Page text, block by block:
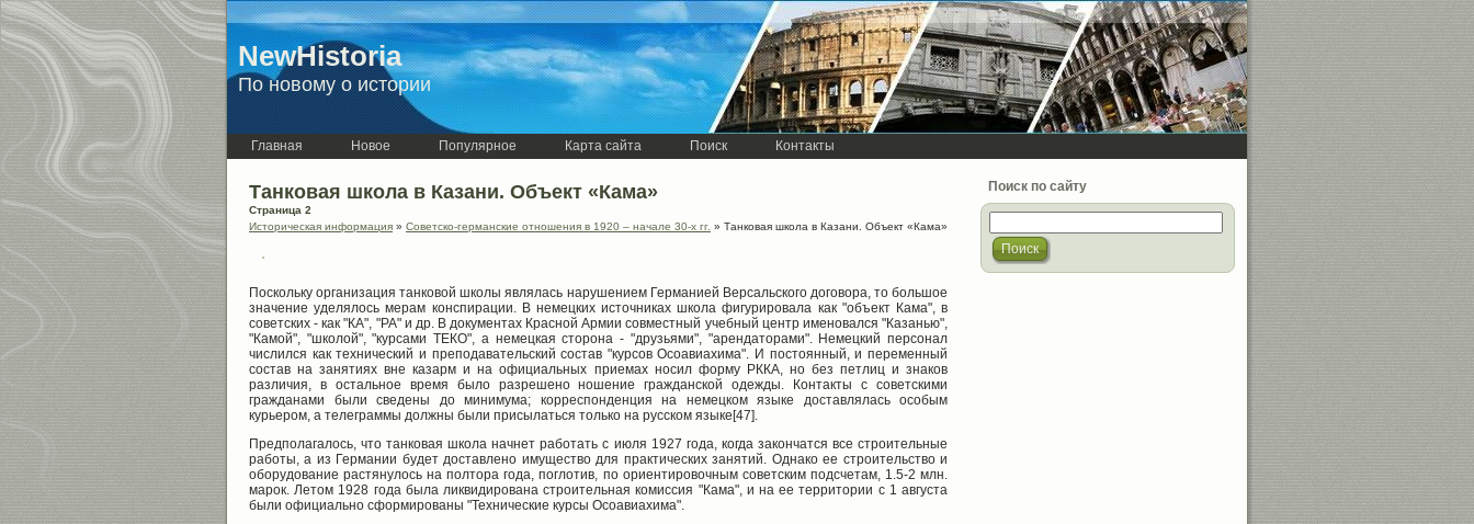
NewHistoria
По новому о истории
Главная Новое Популярное Карта сайта Поиск Контакты
Танковая школа в Казани. Объект «Кама»
Страница 2
Историческая информация » Советско-германские отношения в 1920 – начале 30-х гг. » Танковая школа в Казани. Объект «Кама»
Поскольку организация танковой школы являлась нарушением Германией Версальского договора, то большое
значение уделялось мерам конспирации. В немецких источниках школа фигурировала как "объект Кама", в
советских - как "КА", "РА" и др. В документах Красной Армии совместный учебный центр именовался "Казанью",
"Камой", "школой", "курсами ТЕКО", а немецкая сторона - "друзьями", "арендаторами". Немецкий персонал
числился как технический и преподавательский состав "курсов Осоавиахима". И постоянный, и переменный
состав на занятиях вне казарм и на официальных приемах носил форму РККА, но без петлиц и знаков
различия, в остальное время было разрешено ношение гражданской одежды. Контакты с советскими
гражданами были сведены до минимума; корреспонденция на немецком языке доставлялась особым
курьером, а телеграммы должны были присылаться только на русском языке[47].
Предполагалось, что танковая школа начнет работать с июля 1927 года, когда закончатся все строительные
работы, а из Германии будет доставлено имущество для практических занятий. Однако ее строительство и
оборудование растянулось на полтора года, поглотив, по ориентировочным советским подсчетам, 1.5-2 млн.
марок. Летом 1928 года была ликвидирована строительная комиссия "Кама", и на ее территории с 1 августа
были официально сформированы "Технические курсы Осоавиахима".
Поиск по сайту
Поиск